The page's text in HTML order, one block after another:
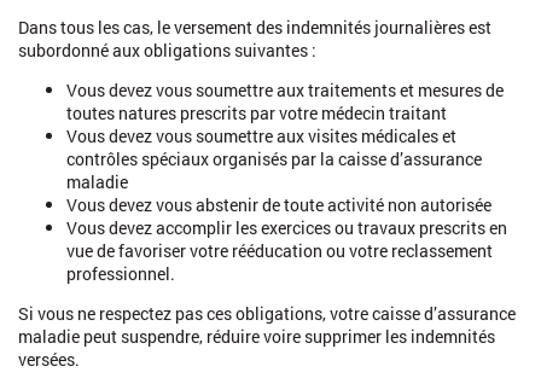
Dans tous les cas, le versement des indemnités journalières est
subordonné aux obligations suivantes :
Vous devez vous soumettre aux traitements et mesures de
toutes natures prescrits par votre médecin traitant
Vous devez vous soumettre aux visites médicales et
contrôles spéciaux organisés par la caisse d’assurance
maladie
Vous devez vous abstenir de toute activité non autorisée
Vous devez accomplir les exercices ou travaux prescrits en
vue de favoriser votre rééducation ou votre reclassement
professionnel.
Si vous ne respectez pas ces obligations, votre caisse d’assurance
maladie peut suspendre, réduire voire supprimer les indemnités
versées.